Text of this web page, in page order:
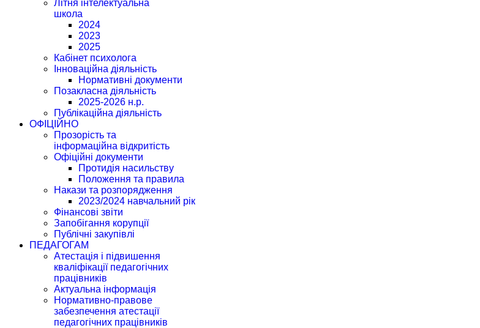
Літня інтелектуальна
школа
2024
2023
2025
Кабінет психолога
Інноваційна діяльність
Нормативні документи
Позакласна діяльність
2025-2026 н.р.
Публікаційна діяльність
ОФІЦІЙНО
Прозорість та
інформаційна відкритість
Офіційні документи
Протидія насильству
Положення та правила
Накази та розпорядження
2023/2024 навчальний рік
Фінансові звіти
Запобігання корупції
Публічні закупівлі
ПЕДАГОГАМ
Атестація і підвишення
кваліфікації педагогічних
працівників
Актуальна інформація
Нормативно-правове
забезпечення атестації
педагогічних працівників